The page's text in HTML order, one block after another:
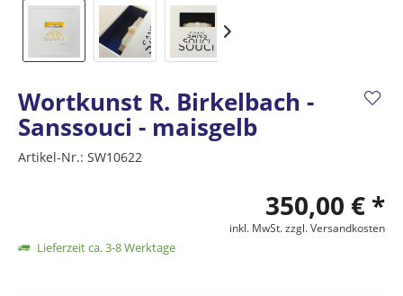
Wortkunst R. Birkelbach -
Sanssouci - maisgelb
Artikel-Nr.: SW10622
350,00 € *
inkl. MwSt.zzgl. Versandkosten
Lieferzeit ca. 3-8 Werktage